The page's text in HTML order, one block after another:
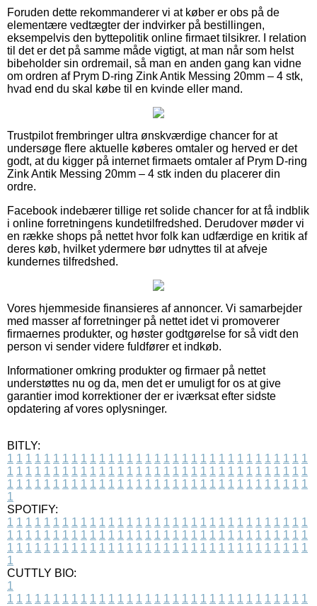
Foruden dette rekommanderer vi at køber er obs på de
elementære vedtægter der indvirker på bestillingen,
eksempelvis den byttepolitik online firmaet tilsikrer. I relation
til det er det på samme måde vigtigt, at man når som helst
bibeholder sin ordremail, så man en anden gang kan vidne
om ordren af Prym D-ring Zink Antik Messing 20mm – 4 stk,
hvad end du skal købe til en kvinde eller mand.
Trustpilot frembringer ultra ønskværdige chancer for at
undersøge flere aktuelle køberes omtaler og herved er det
godt, at du kigger på internet firmaets omtaler af Prym D-ring
Zink Antik Messing 20mm – 4 stk inden du placerer din
ordre.
Facebook indebærer tillige ret solide chancer for at få indblik
i online forretningens kundetilfredshed. Derudover møder vi
en række shops på nettet hvor folk kan udfærdige en kritik af
deres køb, hvilket ydermere bør udnyttes til at afveje
kundernes tilfredshed.
Vores hjemmeside finansieres af annoncer. Vi samarbejder
med masser af forretninger på nettet idet vi promoverer
firmaernes produkter, og høster godtgørelse for så vidt den
person vi sender videre fuldfører et indkøb.
Informationer omkring produkter og firmaer på nettet
understøttes nu og da, men det er umuligt for os at give
garantier imod korrektioner der er iværksat efter sidste
opdatering af vores oplysninger.
BITLY:
1 1 1 1 1 1 1 1 1 1 1 1 1 1 1 1 1 1 1 1 1 1 1 1 1 1 1 1 1 1 1 1 1
1 1 1 1 1 1 1 1 1 1 1 1 1 1 1 1 1 1 1 1 1 1 1 1 1 1 1 1 1 1 1 1 1
1 1 1 1 1 1 1 1 1 1 1 1 1 1 1 1 1 1 1 1 1 1 1 1 1 1 1 1 1 1 1 1 1
1
SPOTIFY:
1 1 1 1 1 1 1 1 1 1 1 1 1 1 1 1 1 1 1 1 1 1 1 1 1 1 1 1 1 1 1 1 1
1 1 1 1 1 1 1 1 1 1 1 1 1 1 1 1 1 1 1 1 1 1 1 1 1 1 1 1 1 1 1 1 1
1 1 1 1 1 1 1 1 1 1 1 1 1 1 1 1 1 1 1 1 1 1 1 1 1 1 1 1 1 1 1 1 1
1
CUTTLY BIO:
1
1 1 1 1 1 1 1 1 1 1 1 1 1 1 1 1 1 1 1 1 1 1 1 1 1 1 1 1 1 1 1 1 1